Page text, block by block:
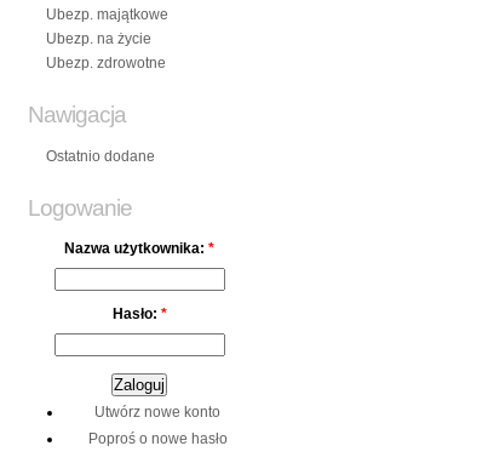
Ubezp. majątkowe
Ubezp. na życie
Ubezp. zdrowotne
Nawigacja
Ostatnio dodane
Logowanie
Nazwa użytkownika: *
Hasło: *
Utwórz nowe konto
Poproś o nowe hasło